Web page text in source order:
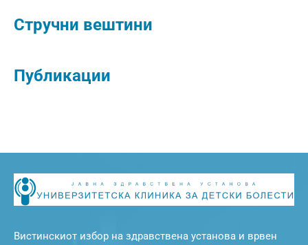
Стручни вештини
Публикации
Вистинскиот избор на здравствена установа и врвен